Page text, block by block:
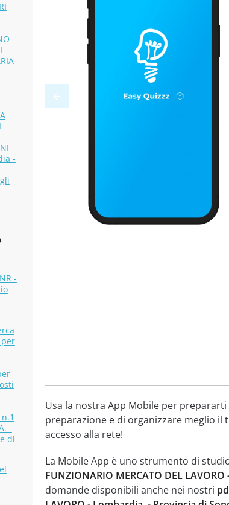
-
-
-
-
di
Usa la nostra App Mobile per
preparazione e di organizzare meglio
accesso alla rete!
La Mobile App è uno strumento di
FUNZIONARIO MERCATO DEL
domande disponibili anche nei nostri